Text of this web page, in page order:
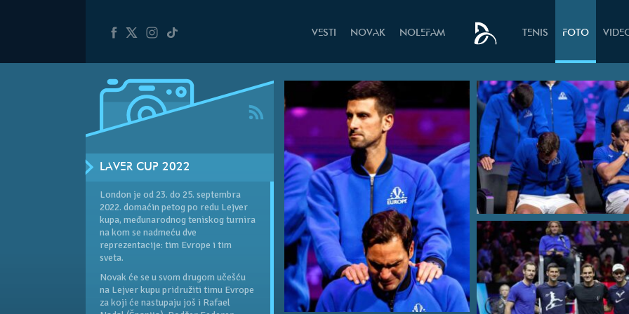
VESTI NOVAK NOLEFAM TENIS FOTO
LAVER CUP 2022
London je od 23. do 25. septembra
2022. domaćin petog po redu Lejver
kupa, međunarodnog teniskog turnira
na kom se nadmeću dve
reprezentacije: tim Evrope i tim
sveta.
Novak će se u svom drugom učešću
na Lejver kupu pridružiti timu Evrope
za koji će nastupaju još i Rafael